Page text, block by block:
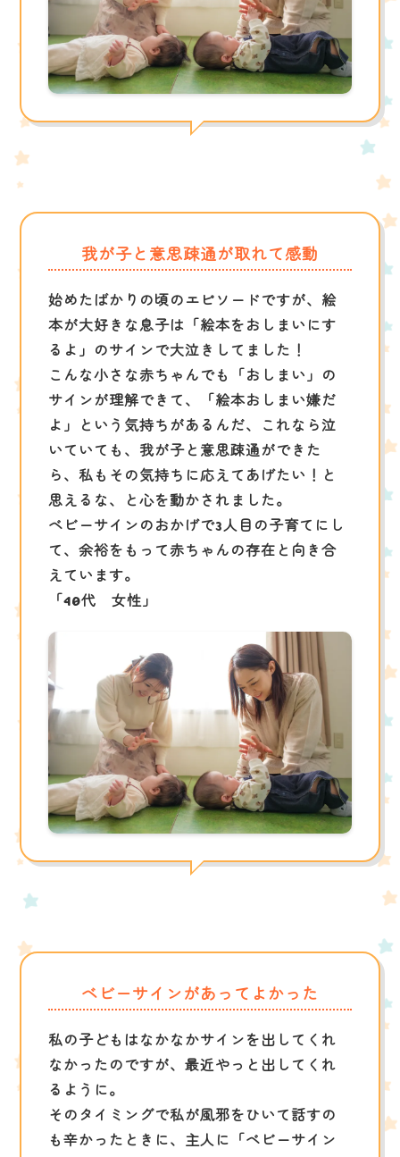
我が子と意思疎通が取れて感動
始めたばかりの頃のエピソードですが、絵
本が大好きな息子は「絵本をおしまいにす
るよ」のサインで大泣きしてました！
こんな小さな赤ちゃんでも「おしまい」の
サインが理解できて、「絵本おしまい嫌だ
よ」という気持ちがあるんだ、これなら泣
いていても、我が子と意思疎通ができた
ら、私もその気持ちに応えてあげたい！と
思えるな、と心を動かされました。
ベビーサインのおかげで3人目の子育てにし
て、余裕をもって赤ちゃんの存在と向き合
えています。
「40代 女性」
ベビーサインがあってよかった
私の子どもはなかなかサインを出してくれ
なかったのですが、最近やっと出してくれ
るように。
そのタイミングで私が風邪をひいて話すの
も辛かったときに、主人に「ベビーサイン